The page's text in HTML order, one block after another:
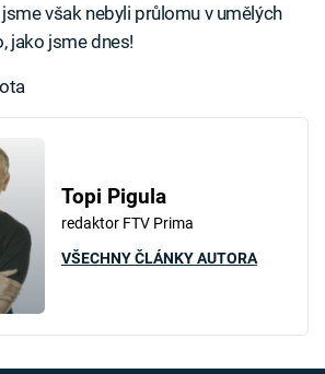
však nebyli průlomu v umělých
jako jsme dnes!
Topi Pigula
redaktor FTV Prima
VŠECHNY ČLÁNKY AUTORA